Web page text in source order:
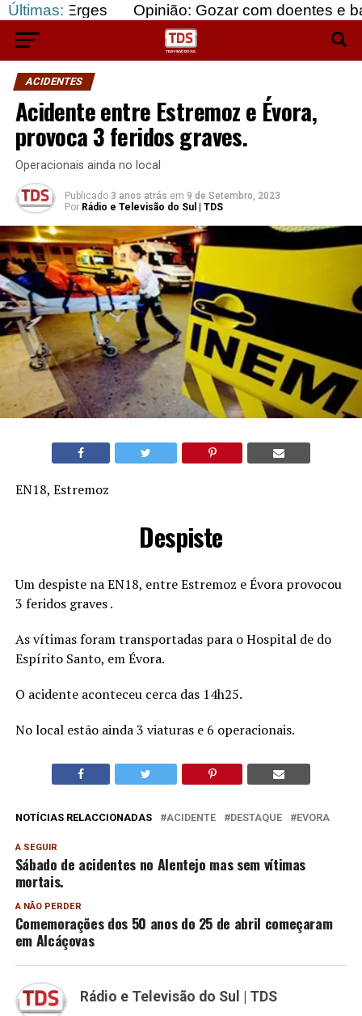
Últimas:Opinião: Gozar com doentes e bajular os
ACIDENTES
Acidente entre Estremoz e Évora,
provoca 3 feridos graves.
Operacionais ainda no local
Publicado 3 anos atrás em 9 de Setembro, 2023
Por Rádio e Televisão do Sul | TDS
EN18, Estremoz
Despiste
Um despiste na EN18, entre Estremoz e Évora provocou
3 feridos graves .
As vítimas foram transportadas para o Hospital de do
Espírito Santo, em Évora.
O acidente aconteceu cerca das 14h25.
No local estão ainda 3 viaturas e 6 operacionais.
NOTÍCIAS RELACCIONADAS ACIDENTE DESTAQUE EVORA
A SEGUIR
Sábado de acidentes no Alentejo mas sem vítimas
mortais.
A NÃO PERDER
Comemorações dos 50 anos do 25 de abril começaram
em Alcáçovas
Rádio e Televisão do Sul | TDS